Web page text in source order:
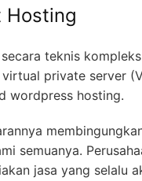
Hosting
teknis
private server
wordpress hosting.
semuanya.
jasa yang selalu